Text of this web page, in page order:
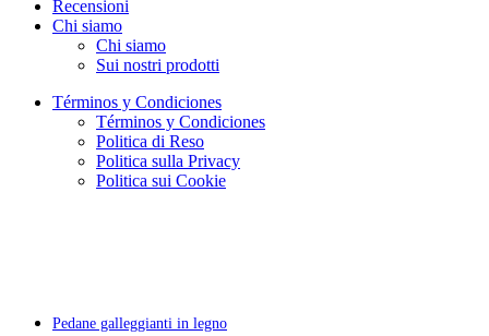
Recensioni
Chi siamo
Chi siamo
Sui nostri prodotti
Términos y Condiciones
Términos y Condiciones
Politica di Reso
Politica sulla Privacy
Politica sui Cookie
Pedane galleggianti in legno